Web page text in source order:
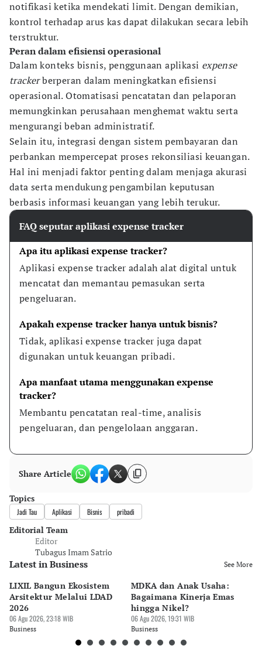
notifikasi ketika mendekati limit. Dengan demikian,
kontrol terhadap arus kas dapat dilakukan secara lebih
terstruktur.
Peran dalam efisiensi operasional
Dalam konteks bisnis, penggunaan aplikasi expense
trackerberperan dalam meningkatkan efisiensi
operasional. Otomatisasi pencatatan dan pelaporan
memungkinkan perusahaan menghemat waktu serta
mengurangi beban administratif.
Selain itu, integrasi dengan sistem pembayaran dan
perbankan mempercepat proses rekonsiliasi keuangan.
Hal ini menjadi faktor penting dalam menjaga akurasi
data serta mendukung pengambilan keputusan
berbasis informasi keuangan yang lebih terukur.
FAQ seputar aplikasi expense tracker
Apa itu aplikasi expense tracker?
Aplikasi expense tracker adalah alat digital untuk
mencatat dan memantau pemasukan serta
pengeluaran.
Apakah expense tracker hanya untuk bisnis?
Tidak, aplikasi expense tracker juga dapat
digunakan untuk keuangan pribadi.
Apa manfaat utama menggunakan expense
tracker?
Membantu pencatatan real-time, analisis
pengeluaran, dan pengelolaan anggaran.
Share Article
Topics
Jadi Tau Aplikasi Bisnis pribadi
Editorial Team
Editor
Tubagus Imam Satrio
Latest in Business See More
LIXIL Bangun Ekosistem
Arsitektur Melalui LDAD
2026
06 Agu 2026, 23:18 WIB
Business
MDKA dan Anak Usaha:
Bagaimana Kinerja Emas
hingga Nikel?
06 Agu 2026, 19:31 WIB
Business